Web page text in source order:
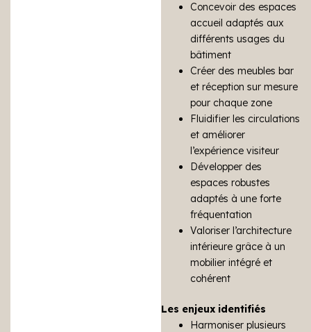
Concevoir des espaces
accueil adaptés aux
différents usages du
bâtiment
Créer des meubles bar
et réception sur mesure
pour chaque zone
Fluidifier les circulations
et améliorer
l’expérience visiteur
Développer des
espaces robustes
adaptés à une forte
fréquentation
Valoriser l’architecture
intérieure grâce à un
mobilier intégré et
cohérent
Les enjeux identifiés
Harmoniser plusieurs